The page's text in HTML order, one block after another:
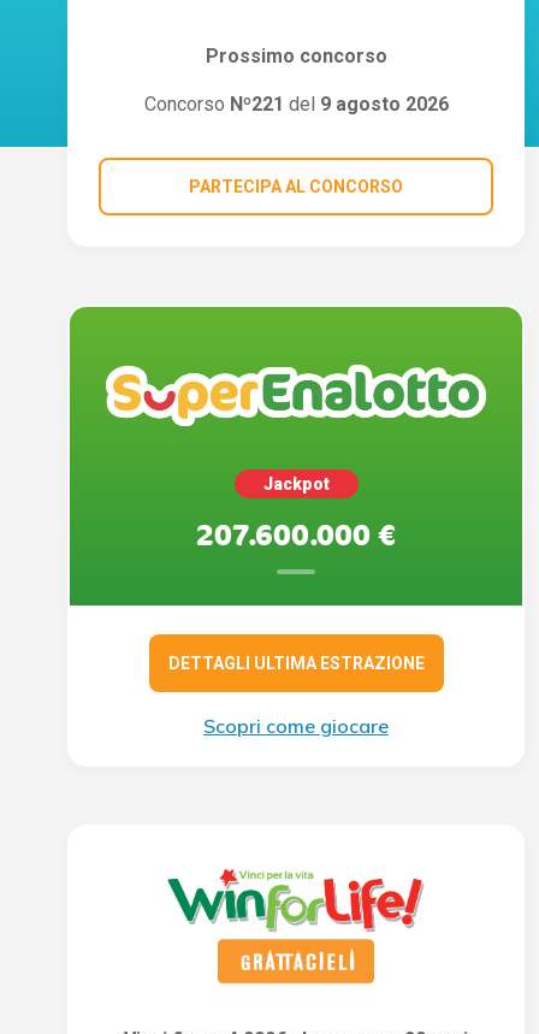
Prossimo concorso
Concorso Nº221 del 9 agosto 2026
PARTECIPA AL CONCORSO
Jackpot
207.600.000 €
DETTAGLI ULTIMA ESTRAZIONE
Scopri come giocare